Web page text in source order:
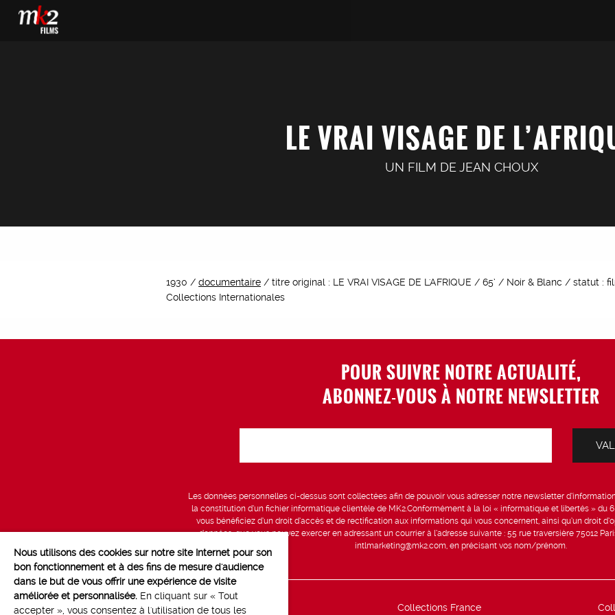
LE VRAI VISAGE DE
UN FILM DE JEAN CHOUX
1930 /documentaire / titre original : LE VRAI VISAGE DE L'AFRIQUE / 65’ / Noir & Blanc / statut
Collections Internationales
POUR SUIVRE NOTRE ACTUALITÉ,
ABONNEZ-VOUS À NOTRE NEWSLETTER
Les données personnelles ci-dessus sont collectées afin de pouvoir vous adresser notre newsletter
la constitution d’un fichier informatique clientèle de MK2.Conformément à la loi « informatique et libertés » du
vous bénéficiez d’un droit d’accès et de rectification aux informations qui vous concernent, ainsi qu’un droit
données, que vous pouvez exercer en adressant un courrier à l’adresse suivante : 55 rue traversière 75012
intlmarketing@mk2.com, en précisant vos nom/prénom.
Line up Collections France
Nous utilisons des cookies sur notre site Internet pour son
bon fonctionnement et à des fins de mesure d'audience
dans le but de vous offrir une expérience de visite
améliorée et personnalisée. En cliquant sur « Tout
accepter », vous consentez à l'utilisation de tous les